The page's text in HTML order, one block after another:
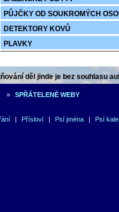
PŮJČKY OD SOUKROMÝCH
DETEKTORY KOVŮ
PLAVKY
děl jinde je bez souhlasu
» SPŘÁTELENÉ WEBY
| Přísloví | Psí jména | Psí